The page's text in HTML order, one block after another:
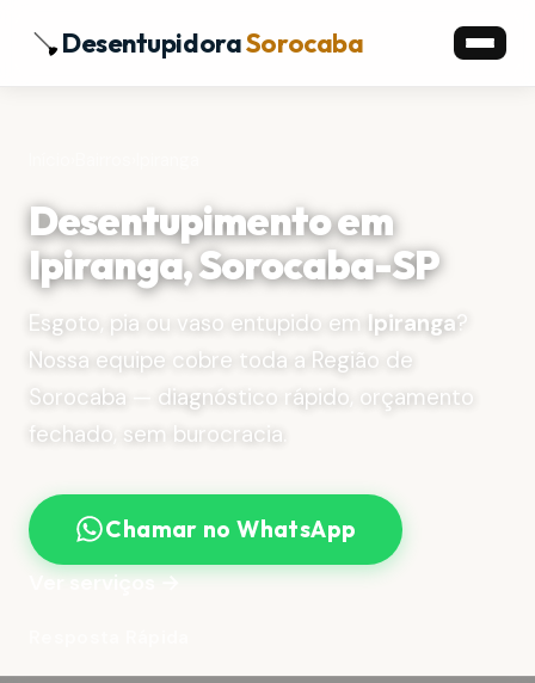
DesentupidoraSorocaba
Desentupimento em
Ipiranga, Sorocaba-SP
Esgoto, pia ou vaso entupido em Ipiranga?
Nossa equipe cobre toda a Região de
Sorocaba — diagnóstico rápido, orçamento
fechado, sem burocracia.
Chamar no WhatsApp
Ver serviços →